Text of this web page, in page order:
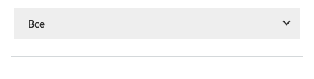
Все
Романа и Давида